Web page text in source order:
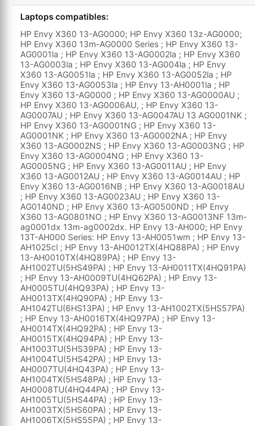
Laptops compatibles:
HP Envy X360 13-AG0000; HP Envy X360 13z-AG0000;
HP Envy X360 13m-AG0000 Series ; HP Envy X360 13-
AG0001la ; HP Envy X360 13-AG0002la ; HP Envy X360
13-AG0003la ; HP Envy X360 13-AG004la ; HP Envy
X360 13-AG0051la ; HP Envy X360 13-AG0052la ; HP
Envy X360 13-AG0053la ; HP Envy 13-AH0001la ; HP
Envy X360 13-AG0000 ; HP Envy X360 13-AG0000AU ;
HP Envy X360 13-AG0006AU, ; HP Envy X360 13-
AG0007AU ; HP Envy X360 13-AG0047AU 13 AG0001NK ;
HP Envy X360 13-AG0001NG ; HP Envy X360 13-
AG0001NK ; HP Envy X360 13-AG0002NA ; HP Envy
X360 13-AG0002NS ; HP Envy X360 13-AG0003NG ; HP
Envy X360 13-AG0004NG ; HP Envy X360 13-
AG0005NG ; HP Envy X360 13-AG0011AU ; HP Envy
X360 13-AG0012AU ; HP Envy X360 13-AG0014AU ; HP
Envy X360 13-AG0016NB ; HP Envy X360 13-AG0018AU
; HP Envy X360 13-AG0023AU ; HP Envy X360 13-
AG0140ND ; HP Envy X360 13-AG0500ND ; HP Envy
X360 13-AG0801NO ; HP Envy X360 13-AG0013NF 13m-
ag0001dx 13m-ag0002dx. HP Envy 13-AH000; HP Envy
13T-AH000 Series: HP Envy 13-AH0051wm ; HP Envy 13-
AH1025cl ; HP Envy 13-AH0012TX(4HQ88PA) ; HP Envy
13-AH0010TX(4HQ89PA) ; HP Envy 13-
AH1002TU(5HS49PA) ; HP Envy 13-AH0011TX(4HQ91PA)
; HP Envy 13-AH0009TU(4HQ62PA) ; HP Envy 13-
AH0005TU(4HQ93PA) ; HP Envy 13-
AH0013TX(4HQ90PA) ; HP Envy 13-
AH1042TU(6HS13PA) ; HP Envy 13-AH1002TX(5HS57PA)
; HP Envy 13-AH0016TX(4HQ97PA) ; HP Envy 13-
AH0014TX(4HQ92PA) ; HP Envy 13-
AH0015TX(4HQ94PA) ; HP Envy 13-
AH1003TU(5HS39PA) ; HP Envy 13-
AH1004TU(5HS42PA) ; HP Envy 13-
AH0007TU(4HQ43PA) ; HP Envy 13-
AH1004TX(5HS48PA) ; HP Envy 13-
AH0008TU(4HQ44PA) ; HP Envy 13-
AH1005TU(5HS44PA) ; HP Envy 13-
AH1003TX(5HS60PA) ; HP Envy 13-
AH1006TX(5HS55PA) ; HP Envy 13-